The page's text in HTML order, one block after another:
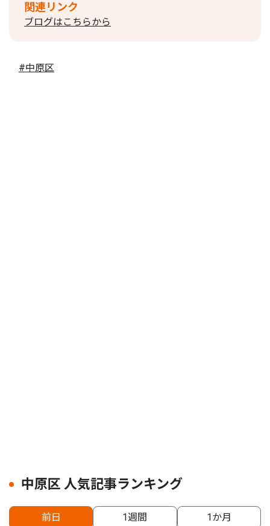
関連リンク
ブログはこちらから
#中原区
中原区 人気記事ランキング
前日 1週間 1か月